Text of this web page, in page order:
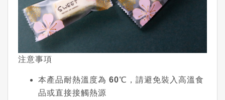
注意事項
本產品耐熱溫度為 60℃ ，請避免裝入高溫食
品或直接接觸熱源